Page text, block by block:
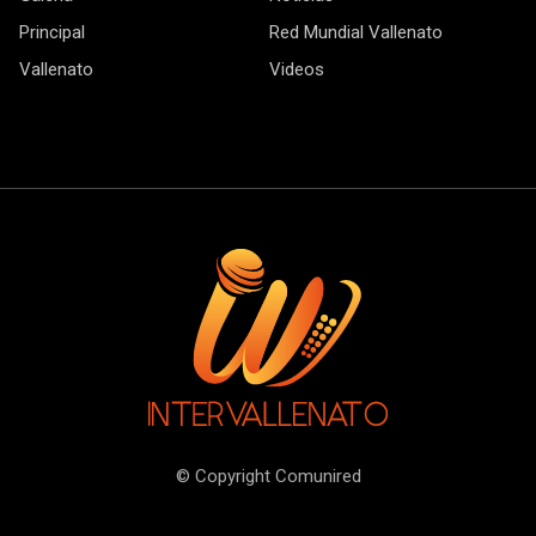
Principal
Red Mundial Vallenato
Vallenato
Videos
© Copyright Comunired